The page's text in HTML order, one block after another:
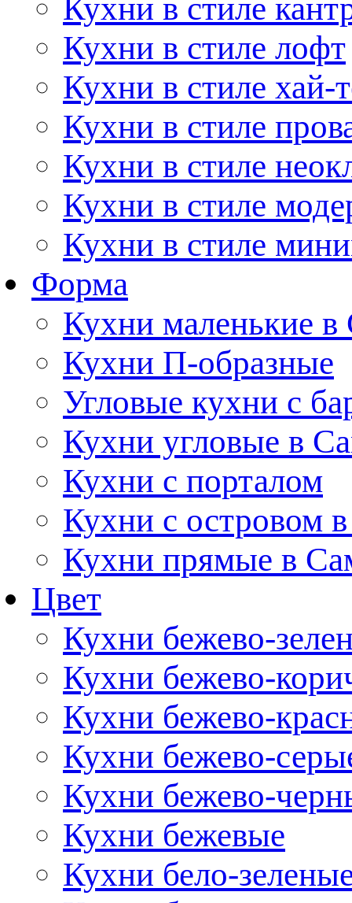
Кухни в стиле
Кухни в стиле лофт
Кухни в стиле хай-
Кухни в стиле
Кухни в стиле
Кухни в стиле
Кухни в стиле
Форма
Кухни маленькие в
Кухни П-образные
Угловые кухни с
Кухни угловые в
Кухни с порталом
Кухни с островом
Кухни прямые в
Цвет
Кухни бежево-
Кухни бежево-
Кухни бежево-
Кухни бежево-
Кухни бежево-
Кухни бежевые
Кухни бело-